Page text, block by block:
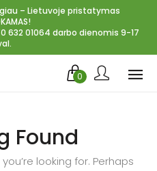
– Lietuvoje pristatymas
632 01064 darbo dienomis 9-17
0
Found
looking for. Perhaps